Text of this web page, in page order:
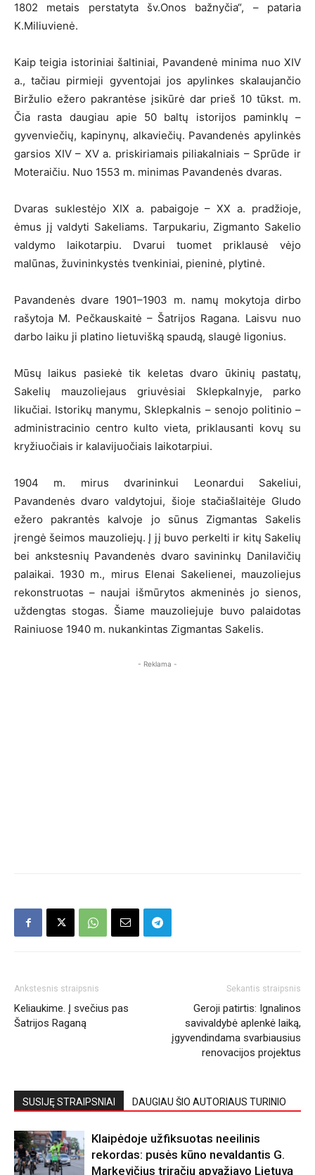
1802 metais perstatyta šv.Onos bažnyčia“, – pataria
K.Miliuvienė.
Kaip teigia istoriniai šaltiniai, Pavandenė minima nuo XIV
a., tačiau pirmieji gyventojai jos apylinkes skalaujančio
Biržulio ežero pakrantėse įsikūrė dar prieš 10 tūkst. m.
Čia rasta daugiau apie 50 baltų istorijos paminklų –
gyvenviečių, kapinynų, alkaviečių. Pavandenės apylinkės
garsios XIV – XV a. priskiriamais piliakalniais – Sprūde ir
Moteraičiu. Nuo 1553 m. minimas Pavandenės dvaras.
Dvaras suklestėjo XIX a. pabaigoje – XX a. pradžioje,
ėmus jį valdyti Sakeliams. Tarpukariu, Zigmanto Sakelio
valdymo laikotarpiu. Dvarui tuomet priklausė vėjo
malūnas, žuvininkystės tvenkiniai, pieninė, plytinė.
Pavandenės dvare 1901–1903 m. namų mokytoja dirbo
rašytoja M. Pečkauskaitė – Šatrijos Ragana. Laisvu nuo
darbo laiku ji platino lietuvišką spaudą, slaugė ligonius.
Mūsų laikus pasiekė tik keletas dvaro ūkinių pastatų,
Sakelių mauzoliejaus griuvėsiai Sklepkalnyje, parko
likučiai. Istorikų manymu, Sklepkalnis – senojo politinio –
administracinio centro kulto vieta, priklausanti kovų su
kryžiuočiais ir kalavijuočiais laikotarpiui.
1904 m. mirus dvarininkui Leonardui Sakeliui,
Pavandenės dvaro valdytojui, šioje stačiašlaitėje Gludo
ežero pakrantės kalvoje jo sūnus Zigmantas Sakelis
įrengė šeimos mauzoliejų. Į jį buvo perkelti ir kitų Sakelių
bei ankstesnių Pavandenės dvaro savininkų Danilavičių
palaikai. 1930 m., mirus Elenai Sakelienei, mauzoliejus
rekonstruotas – naujai išmūrytos akmeninės jo sienos,
uždengtas stogas. Šiame mauzoliejuje buvo palaidotas
Rainiuose 1940 m. nukankintas Zigmantas Sakelis.
- Reklama -
Ankstesnis straipsnis
Keliaukime. Į svečius pas
Šatrijos Raganą
Sekantis straipsnis
Geroji patirtis: Ignalinos
savivaldybė aplenkė laiką,
įgyvendindama svarbiausius
renovacijos projektus
SUSIJĘ STRAIPSNIAI DAUGIAU ŠIO AUTORIAUS TURINIO
Klaipėdoje užfiksuotas neeilinis
rekordas: pusės kūno nevaldantis G.
Markevičius triračiu apvažiavo Lietuvą